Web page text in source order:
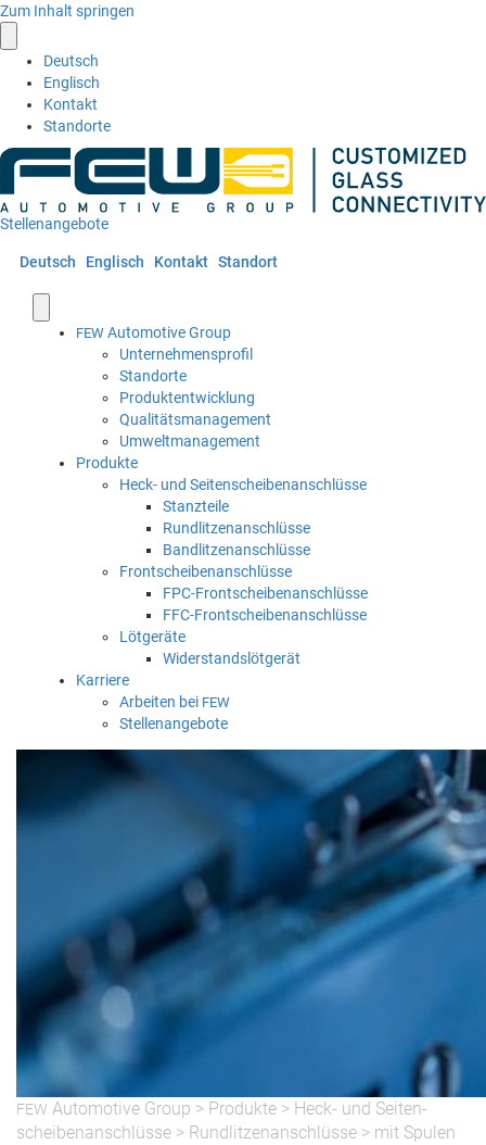
Zum Inhalt springen
Deutsch
Englisch
Kontakt
Standorte
Stellenangebote
Deutsch Englisch Kontakt Standort
FEW Automotive Group
Unternehmensprofil
Standorte
Produktentwicklung
Qualitätsmanagement
Umweltmanagement
Produkte
Heck- und Seitenscheibenanschlüsse
Stanzteile
Rundlitzenanschlüsse
Bandlitzenanschlüsse
Frontscheibenanschlüsse
FPC-Frontscheibenanschlüsse
FFC-Frontscheibenanschlüsse
Lötgeräte
Widerstandslötgerät
Karriere
Arbeiten bei FEW
Stellenangebote
FEW Auto­mo­tive Group > Pro­duk­te > Heck- und Seit­en­
scheibenan­schlüsse > Rundl­itzenan­schlüsse > mit Spulen